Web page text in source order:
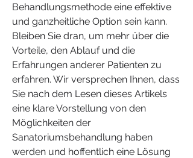
Behandlungsmethode eine effektive
und ganzheitliche Option sein kann.
Bleiben Sie dran, um mehr über die
Vorteile, den Ablauf und die
Erfahrungen anderer Patienten zu
erfahren. Wir versprechen Ihnen, dass
Sie nach dem Lesen dieses Artikels
eine klare Vorstellung von den
Möglichkeiten der
Sanatoriumsbehandlung haben
werden und hoffentlich eine Lösung